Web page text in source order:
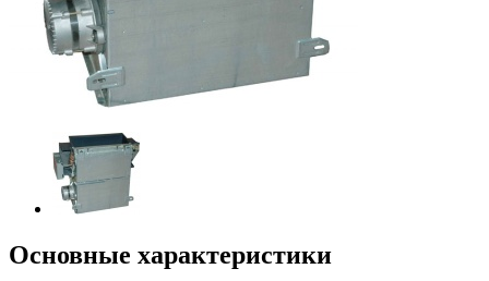
Основные характеристики